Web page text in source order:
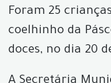
Foram 25
coelhinho da
doces, no dia 20